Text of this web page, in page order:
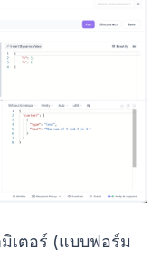
เตอร์ (แบบฟอร์ม